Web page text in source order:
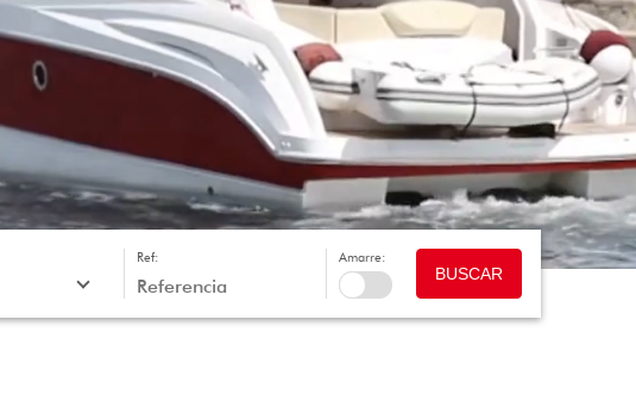
Ref: Amarre:
BUSCAR